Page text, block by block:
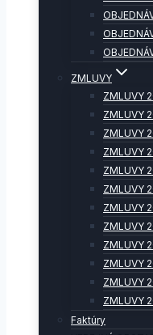
ZMLUVY
ZMLUVY
ZMLUVY
ZMLUVY
ZMLUVY
ZMLUVY
ZMLUVY
ZMLUVY
ZMLUVY
ZMLUVY
ZMLUVY
ZMLUVY
ZMLUVY
Faktúry